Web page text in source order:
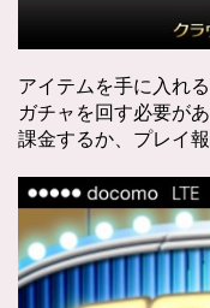
アイテムを手に入れる
ガチャを回す必要があ
課金するか、プレイ